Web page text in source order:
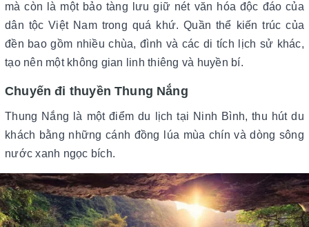
mà còn là một bảo tàng lưu giữ nét văn hóa độc đáo của
dân tộc Việt Nam trong quá khứ. Quần thể kiến trúc của
đền bao gồm nhiều chùa, đình và các di tích lịch sử khác,
tạo nên một không gian linh thiêng và huyền bí.
Chuyến đi thuyền Thung Nắng
Thung Nắng là một điểm du lịch tại Ninh Bình, thu hút du
khách bằng những cánh đồng lúa mùa chín và dòng sông
nước xanh ngọc bích.